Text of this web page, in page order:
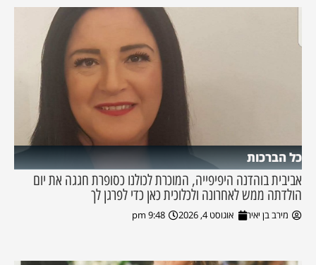
כל הברכות
אביבית בוהדנה היפיפייה, המוכרת לכולנו כסופרת חגגה את יום
הולדתה ממש לאחרונה ולכלוכית כאן כדי לפרגן לך
מירב בן יאיר אוגוסט 4, 2026 9:48 pm